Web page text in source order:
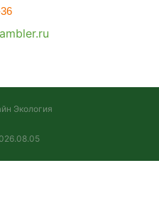
Экология